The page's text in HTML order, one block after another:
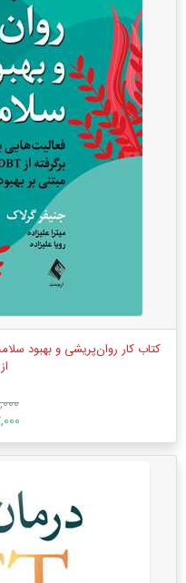
کتاب کار روان‌پریشی و بهبود
از ACT،...